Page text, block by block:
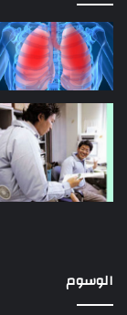
الوسوم